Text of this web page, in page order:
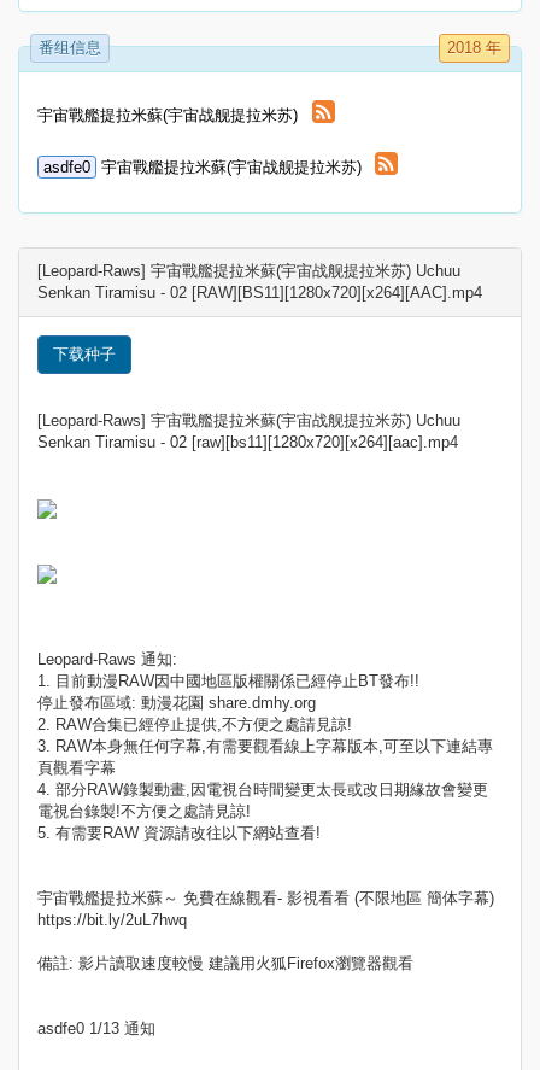
番组信息 2018 年
宇宙戰艦提拉米蘇(宇宙战舰提拉米苏)
asdfe0 宇宙戰艦提拉米蘇(宇宙战舰提拉米苏)
[Leopard-Raws] 宇宙戰艦提拉米蘇(宇宙战舰提拉米苏) Uchuu
Senkan Tiramisu - 02 [RAW][BS11][1280x720][x264][AAC].mp4
下载种子
[Leopard-Raws] 宇宙戰艦提拉米蘇(宇宙战舰提拉米苏) Uchuu
Senkan Tiramisu - 02 [raw][bs11][1280x720][x264][aac].mp4
Leopard-Raws 通知:
1. 目前動漫RAW因中國地區版權關係已經停止BT發布!!
停止發布區域: 動漫花園 share.dmhy.org
2. RAW合集已經停止提供,不方便之處請見諒!
3. RAW本身無任何字幕,有需要觀看線上字幕版本,可至以下連結專
頁觀看字幕
4. 部分RAW錄製動畫,因電視台時間變更太長或改日期緣故會變更
電視台錄製!不方便之處請見諒!
5. 有需要RAW 資源請改往以下網站查看!
宇宙戰艦提拉米蘇～ 免費在線觀看- 影視看看 (不限地區 簡体字幕)
https://bit.ly/2uL7hwq
備註: 影片讀取速度較慢 建議用火狐Firefox瀏覽器觀看
asdfe0 1/13 通知